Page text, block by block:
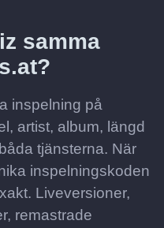
samma
inspelning på
artist, album, längd
tjänsterna. När
inspelningskoden
Liveversioner,
remastrade